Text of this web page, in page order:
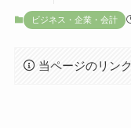
ビジネス・企業・会計
当ページのリン